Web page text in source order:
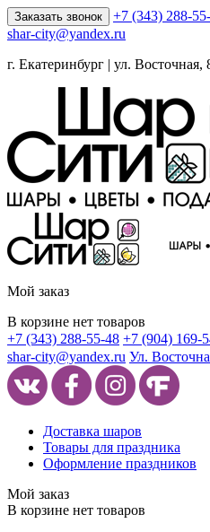
Заказать звонок +7 (343) 288-
shar-city@yandex.ru
г. Екатеринбург | ул. Восточная,
Мой заказ
В корзине нет товаров
+7 (343) 288-55-48 +7 (904) 169-
shar-city@yandex.ru Ул.
Доставка шаров
Товары для праздника
Оформление праздников
Мой заказ
В корзине нет товаров